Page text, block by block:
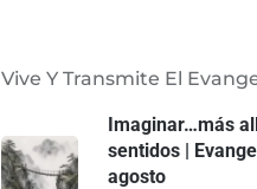
Vive Y Transmite El
Imaginar…más
sentidos |
agosto